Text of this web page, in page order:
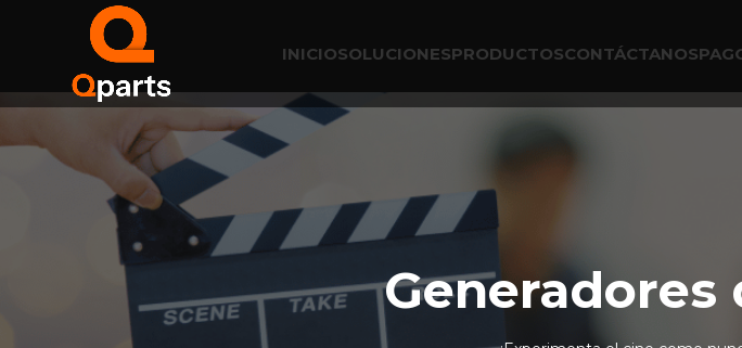
INICIOSOLUCIONESPRODUCTOSCONTÁCTANOS
Generadores